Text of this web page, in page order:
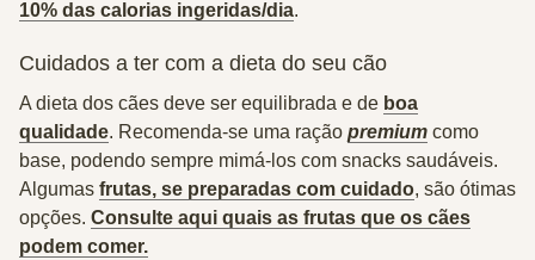
10% das calorias ingeridas/dia.
Cuidados a ter com a dieta do seu cão
A dieta dos cães deve ser equilibrada e de boa
qualidade. Recomenda-se uma ração premium como
base, podendo sempre mimá-los com snacks saudáveis.
Algumas frutas, se preparadas com cuidado, são ótimas
opções. Consulte aqui quais as frutas que os cães
podem comer.